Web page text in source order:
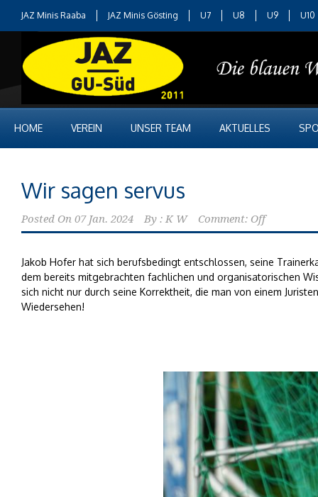
JAZ Minis Raaba JAZ Minis Gösting U7 U8 U9 U10
HOME VEREIN UNSER TEAM AKTUELLES
Wir sagen servus
Posted On 07 Jan. 2024 By : K W Comment: Off
Jakob Hofer hat sich berufsbedingt entschlossen, seine
dem bereits mitgebrachten fachlichen und organisatorischen
sich nicht nur durch seine Korrektheit, die man von einem
Wiedersehen!